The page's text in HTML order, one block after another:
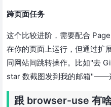
跨页面任务
这个比较进阶，需要配合
在你的页面上运行，但通过扩
同网站间跳转操作。比如"去
star 数截图发到我的邮箱"——
跟 browser-use 有